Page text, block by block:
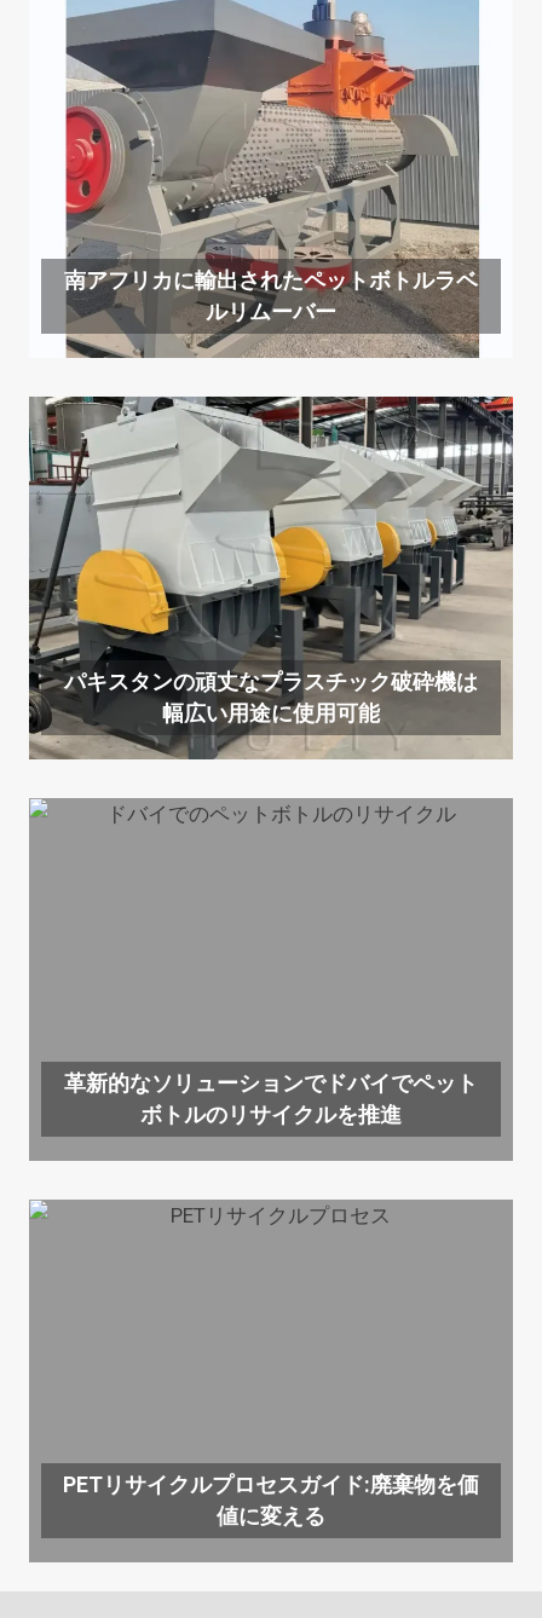
南アフリカに輸出されたペットボトルラベ
ルリムーバー
パキスタンの頑丈なプラスチック破砕機は
幅広い用途に使用可能
革新的なソリューションでドバイでペット
ボトルのリサイクルを推進
PETリサイクルプロセスガイド:廃棄物を価
値に変える